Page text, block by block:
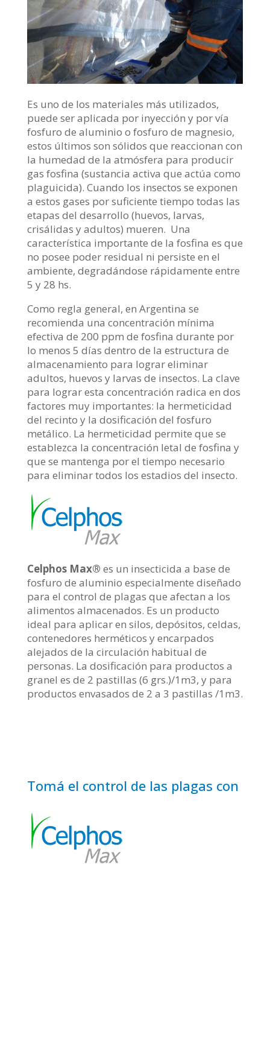
Es uno de los materiales más utilizados,
puede ser aplicada por inyección y por vía
fosfuro de aluminio o fosfuro de magnesio,
estos últimos son sólidos que reaccionan con
la humedad de la atmósfera para producir
gas fosfina (sustancia activa que actúa como
plaguicida). Cuando los insectos se exponen
a estos gases por suficiente tiempo todas las
etapas del desarrollo (huevos, larvas,
crisálidas y adultos) mueren. Una
característica importante de la fosfina es que
no posee poder residual ni persiste en el
ambiente, degradándose rápidamente entre
5 y 28 hs.
Como regla general, en Argentina se
recomienda una concentración mínima
efectiva de 200 ppm de fosfina durante por
lo menos 5 días dentro de la estructura de
almacenamiento para lograr eliminar
adultos, huevos y larvas de insectos. La clave
para lograr esta concentración radica en dos
factores muy importantes: la hermeticidad
del recinto y la dosificación del fosfuro
metálico. La hermeticidad permite que se
establezca la concentración letal de fosfina y
que se mantenga por el tiempo necesario
para eliminar todos los estadios del insecto.
Celphos Max® es un insecticida a base de
fosfuro de aluminio especialmente diseñado
para el control de plagas que afectan a los
alimentos almacenados. Es un producto
ideal para aplicar en silos, depósitos, celdas,
contenedores herméticos y encarpados
alejados de la circulación habitual de
personas. La dosificación para productos a
granel es de 2 pastillas (6 grs.)/1m3, y para
productos envasados de 2 a 3 pastillas /1m3.
Tomá el control de las plagas con